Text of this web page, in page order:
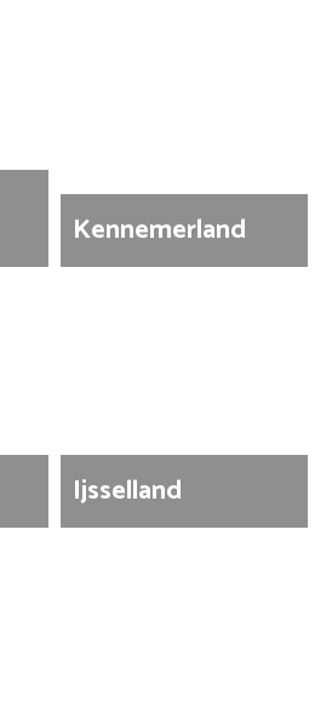
Kennemerland
Ijsselland